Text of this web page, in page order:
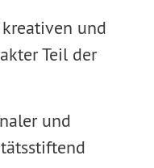
und
Teil der
und